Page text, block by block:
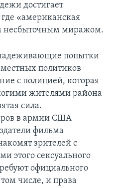
достигает
«американская
несбыточным миражом.
попытки
политиков
с полицией, которая
жителями района
сила.
в армии США
фильма
зрителей с
этого сексуального
официального
числе, и права